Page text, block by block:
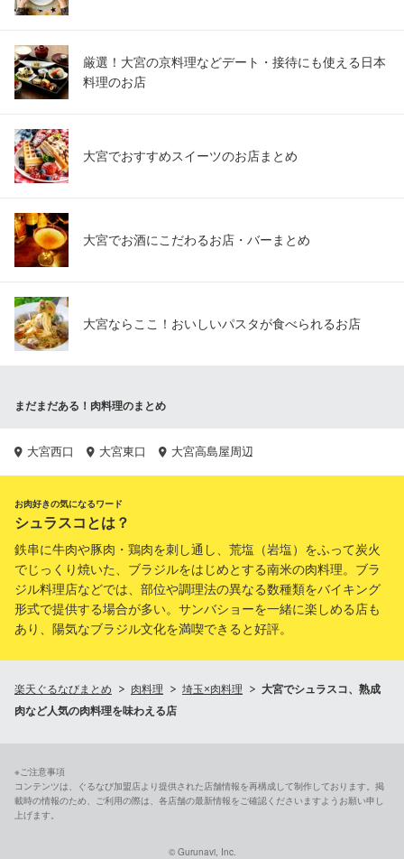
厳選！大宮の京料理などデート・接待にも使える日本
料理のお店
大宮でおすすめスイーツのお店まとめ
大宮でお酒にこだわるお店・バーまとめ
大宮ならここ！おいしいパスタが食べられるお店
まだまだある！肉料理のまとめ
大宮西口 大宮東口 大宮高島屋周辺
お肉好きの気になるワード
シュラスコとは？
鉄串に牛肉や豚肉・鶏肉を刺し通し、荒塩（岩塩）をふって炭火
でじっくり焼いた、ブラジルをはじめとする南米の肉料理。ブラ
ジル料理店などでは、部位や調理法の異なる数種類をバイキング
形式で提供する場合が多い。サンバショーを一緒に楽しめる店も
あり、陽気なブラジル文化を満喫できると好評。
楽天ぐるなびまとめ 肉料理 埼玉×肉料理
大宮でシュラスコ、熟成
肉など人気の肉料理を味わえる店
※ご注意事項
コンテンツは、ぐるなび加盟店より提供された店舗情報を再構成して制作しております。掲
載時の情報のため、ご利用の際は、各店舗の最新情報をご確認くださいますようお願い申し
上げます。
© Gurunavi, Inc.